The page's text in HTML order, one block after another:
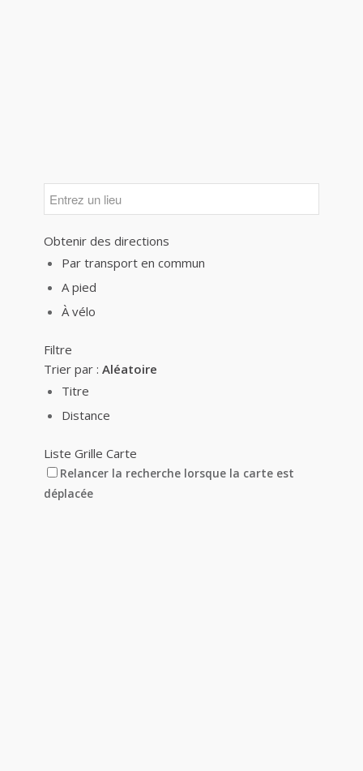
Obtenir des directions
Par transport en commun
A pied
À vélo
Filtre
Trier par : Aléatoire
Titre
Distance
Liste Grille Carte
Relancer la recherche lorsque la carte est
déplacée